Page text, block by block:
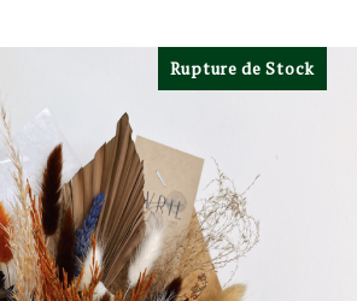
Rupture de Stock